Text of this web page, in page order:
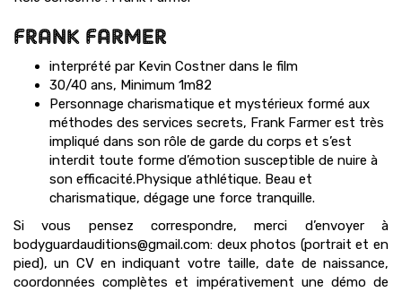
FRANK FARMER
interprété par Kevin Costner dans le film
30/40 ans, Minimum 1m82
Personnage charismatique et mystérieux formé aux
méthodes des services secrets, Frank Farmer est très
impliqué dans son rôle de garde du corps et s’est
interdit toute forme d’émotion susceptible de nuire à
son efficacité.Physique athlétique. Beau et
charismatique, dégage une force tranquille.
Si vous pensez correspondre, merci d’envoyer à
bodyguardauditions@gmail.com: deux photos (portrait et en
pied), un CV en indiquant votre taille, date de naissance,
coordonnées complètes et impérativement une démo de